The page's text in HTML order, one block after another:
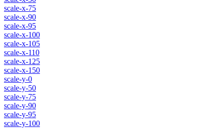
scale-x-75
scale-x-90
scale-x-95
scale-x-100
scale-x-105
scale-x-110
scale-x-125
scale-x-150
scale-y-0
scale-y-50
scale-y-75
scale-y-90
scale-y-95
scale-y-100